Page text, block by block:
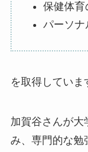
保健体育
パーソナ
を取得していま
加賀谷さんが大
み、専門的な勉